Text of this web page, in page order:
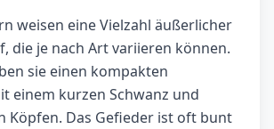
weisen eine Vielzahl äußerlicher
die je nach Art variieren können.
sie einen kompakten
einem kurzen Schwanz und
Köpfen. Das Gefieder ist oft bunt